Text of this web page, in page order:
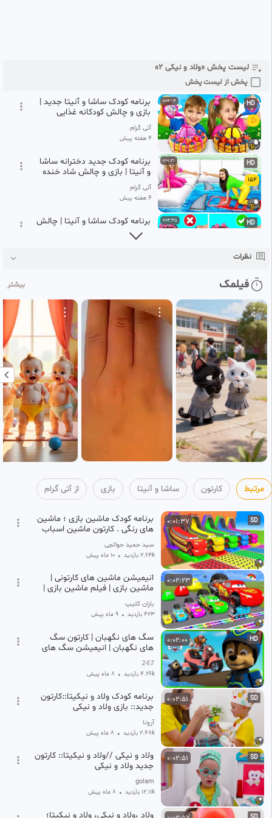
لیست پخش «ولاد و نیکی ۲»
پخش از لیست پخش
0:02:14 HD
برنامه کودک ساشا و آنیتا جدید |
بازی و چالش کودکانه غذایی
آتی گرام
۴ هفته پیش
152
0:01:21 HD
برنامه کودک جدید دخترانه ساشا
و آنیتا | بازی و چالش شاد خنده
دار
آتی گرام
۴ هفته پیش
0:02:35 HD
برنامه کودک ساشا و آنیتا | چالش
کیف مدرسه
154
HD
آتی گرام
155
HD
برنامه کودک ساشا و آنیتا جدید |
چالش و بازی های شاد با داداش
آتی گرام
0:05:46 HD
برنامه کودک ساشا و آنیتا جدید |
157
0:01:12 HD
برنامه کودک ساشا و آنیتا جدید |
آتی گرام
نظرات
فیلمک بیشتر
مرتبط کارتون ساشا و آنیتا بازی از آتی گرام
SD
0:01:37
برنامه کودک ماشین بازی ؛ ماشین
های رنگی . کارتون ماشین اسباب
بازی ، ماشین بازی بچگانه
‫سید حمید حوائجی
2.64k بازدید • 10 ماه پیش
0:02:23
انیمیشن ماشین های کارتونی |
ماشین بازی | فیلم ماشین بازی |
ماشین رنگی
باران کلیپ
423 بازدید • 9 ماه پیش
HD
0:02:00
سگ های نگهبان | کارتون سگ
های نگهبان | انیمیشن سگ های
Patrol | قسمت 623
𝟚𝟜𝟟
4.26k بازدید • 8 ماه پیش
SD
0:02:51
برنامه کودک ولاد و نیکیتا::کارتون
جدید:: بازی ولاد و نیکی
آرونا
2.48k بازدید • 8 ماه پیش
SD
0:02:51
ولاد و نیکی //ولاد و نیکیتا:: کارتون
جدید ولاد و نیکی
golam
12.11k بازدید • 8 ماه پیش
ولاد ،ولاد و نیکی، ولاد و نیکیتا؛